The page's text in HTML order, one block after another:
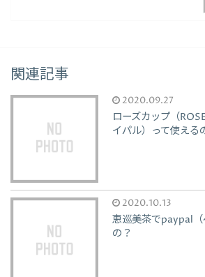
関連記事
2020.09.27
ローズカップ（
イパル）って使える
2020.10.13
恵巡美茶でpaypal（
の？